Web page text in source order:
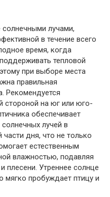
солнечными лучами,
в течение всего
время, когда
тепловой
при выборе места
правильная
Рекомендуется
стороной на юг или юго-
обеспечивает
лучей в
дня, что не только
естественным
влажностью, подавляя
плесени. Утреннее солнце
мягко пробуждает птицу и